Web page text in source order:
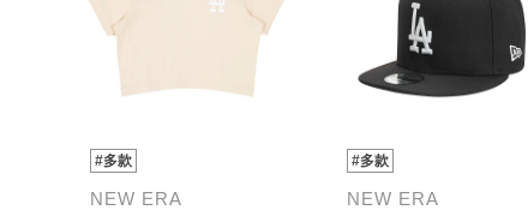
請選擇您的搭機地點
#多款
NEW ERA
#多款
NEW ERA